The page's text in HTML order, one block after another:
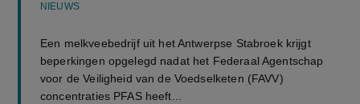
NIEUWS
Een melkveebedrijf uit het Antwerpse Stabroek krijgt
beperkingen opgelegd nadat het Federaal Agentschap
voor de Veiligheid van de Voedselketen (FAVV)
concentraties PFAS heeft...